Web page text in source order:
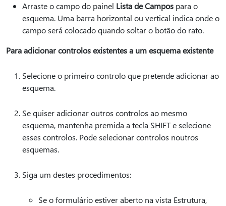
Arraste o campo do painel Lista de Campos para o
esquema. Uma barra horizontal ou vertical indica onde o
campo será colocado quando soltar o botão do rato.
Para adicionar controlos existentes a um esquema existente
Selecione o primeiro controlo que pretende adicionar ao
esquema.
Se quiser adicionar outros controlos ao mesmo
esquema, mantenha premida a tecla SHIFT e selecione
esses controlos. Pode selecionar controlos noutros
esquemas.
Siga um destes procedimentos:
Se o formulário estiver aberto na vista Estrutura,